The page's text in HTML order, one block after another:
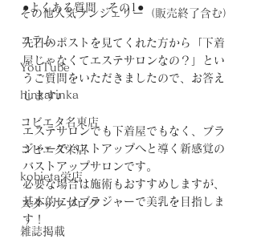
その他人気ランジェリー（販売終了含む）
コラム
YouTube
hinkarinka
コビエタ名東店
コビエタ栄店
kobieta栄店
スタッフブログ
雑誌掲載
●よくある質問　その1●
先日のポストを見てくれた方から「下着
屋じゃなくてエステサロンなの？」とい
うご質問をいただきましたので、お答え
します♪
エステサロンでも下着屋でもなく、ブラ
ジャーでバストアップへと導く新感覚の
バストアップサロンです。
必要な場合は施術もおすすめしますが、
基本的にはブラジャーで美乳を目指しま
す！